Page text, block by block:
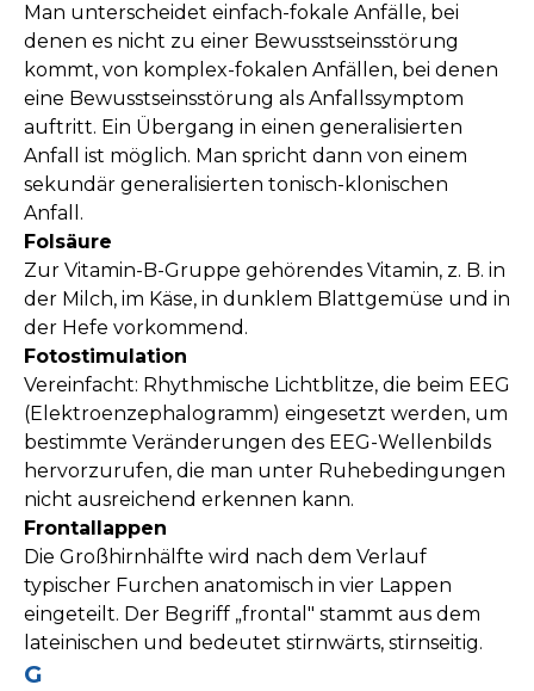
Man unterscheidet einfach-fokale Anfälle, bei
denen es nicht zu einer Bewusstseinsstörung
kommt, von komplex-fokalen Anfällen, bei denen
eine Bewusstseinsstörung als Anfallssymptom
auftritt. Ein Übergang in einen generalisierten
Anfall ist möglich. Man spricht dann von einem
sekundär generalisierten tonisch-klonischen
Anfall.
Folsäure
Zur Vitamin-B-Gruppe gehörendes Vitamin, z. B. in
der Milch, im Käse, in dunklem Blattgemüse und in
der Hefe vorkommend.
Fotostimulation
Vereinfacht: Rhythmische Lichtblitze, die beim EEG
(Elektroenzephalogramm) eingesetzt werden, um
bestimmte Veränderungen des EEG-Wellenbilds
hervorzurufen, die man unter Ruhebedingungen
nicht ausreichend erkennen kann.
Frontallappen
Die Großhirnhälfte wird nach dem Verlauf
typischer Furchen anatomisch in vier Lappen
eingeteilt. Der Begriff „frontal" stammt aus dem
lateinischen und bedeutet stirnwärts, stirnseitig.
G